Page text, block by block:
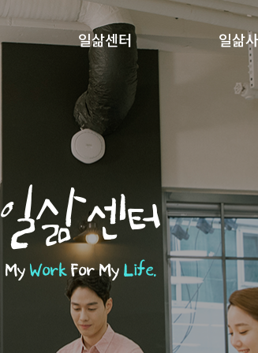
일삶센터 일삶
일삶센터
MyWorkFor MyLife.